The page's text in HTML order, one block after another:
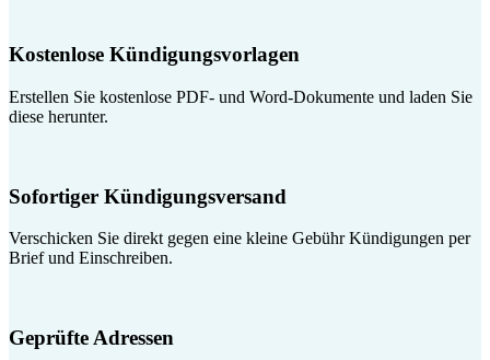
Kostenlose Kündigungsvorlagen
Erstellen Sie kostenlose PDF- und Word-Dokumente und laden Sie
diese herunter.
Sofortiger Kündigungsversand
Verschicken Sie direkt gegen eine kleine Gebühr Kündigungen per
Brief und Einschreiben.
Geprüfte Adressen